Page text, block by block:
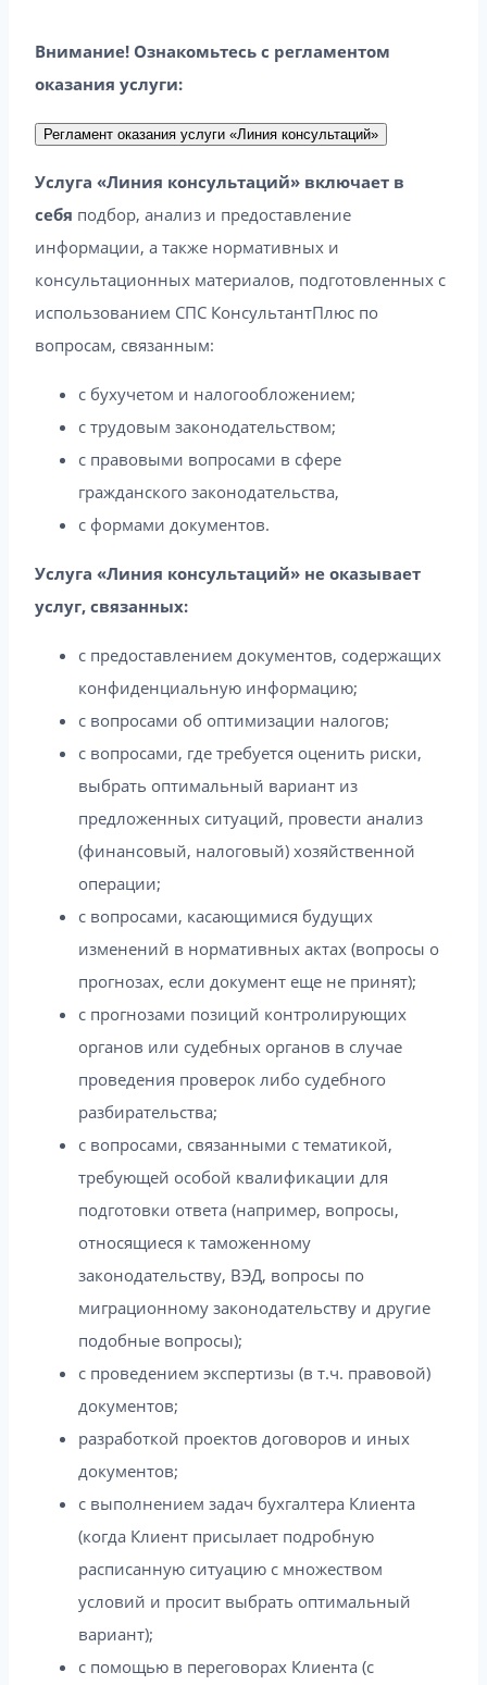
Внимание! Ознакомьтесь с регламентом
оказания услуги:
Регламент оказания услуги «Линия консультаций»
Услуга «Линия консультаций» включает в
себя подбор, анализ и предоставление
информации, а также нормативных и
консультационных материалов, подготовленных с
использованием СПС КонсультантПлюс по
вопросам, связанным:
с бухучетом и налогообложением;
с трудовым законодательством;
с правовыми вопросами в сфере
гражданского законодательства,
с формами документов.
Услуга «Линия консультаций» не оказывает
услуг, связанных:
с предоставлением документов, содержащих
конфиденциальную информацию;
с вопросами об оптимизации налогов;
с вопросами, где требуется оценить риски,
выбрать оптимальный вариант из
предложенных ситуаций, провести анализ
(финансовый, налоговый) хозяйственной
операции;
с вопросами, касающимися будущих
изменений в нормативных актах (вопросы о
прогнозах, если документ еще не принят);
с прогнозами позиций контролирующих
органов или судебных органов в случае
проведения проверок либо судебного
разбирательства;
с вопросами, связанными с тематикой,
требующей особой квалификации для
подготовки ответа (например, вопросы,
относящиеся к таможенному
законодательству, ВЭД, вопросы по
миграционному законодательству и другие
подобные вопросы);
с проведением экспертизы (в т.ч. правовой)
документов;
разработкой проектов договоров и иных
документов;
с выполнением задач бухгалтера Клиента
(когда Клиент присылает подробную
расписанную ситуацию с множеством
условий и просит выбрать оптимальный
вариант);
с помощью в переговорах Клиента (с